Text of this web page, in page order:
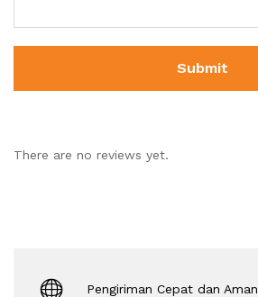
There are no reviews yet.
Pengiriman Cepat dan Aman